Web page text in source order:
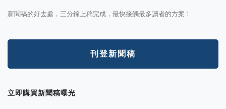
新聞稿的好去處，三分鐘上稿完成，最快接觸最多讀者的方案！
刊登新聞稿
立即購買新聞稿曝光